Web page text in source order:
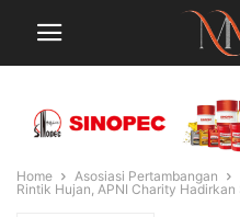
Home Asosiasi Pertambangan
Rintik Hujan, APNI Charity Hadirkan